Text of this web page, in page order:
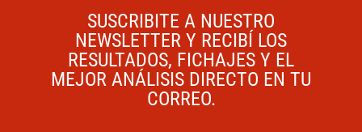
SUSCRIBITE A NUESTRO
NEWSLETTER Y RECIBÍ LOS
RESULTADOS, FICHAJES Y EL
MEJOR ANÁLISIS DIRECTO EN TU
CORREO.